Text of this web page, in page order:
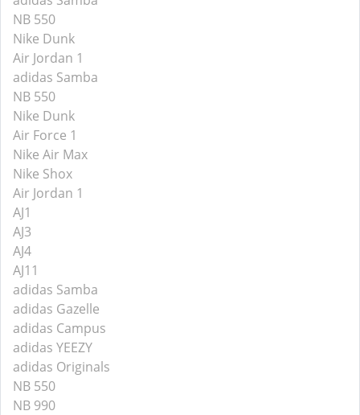
NB 550
Nike Dunk
Air Jordan 1
adidas Samba
NB 550
Nike Dunk
Air Force 1
Nike Air Max
Nike Shox
Air Jordan 1
AJ1
AJ3
AJ4
AJ11
adidas Samba
adidas Gazelle
adidas Campus
adidas YEEZY
adidas Originals
NB 550
NB 990